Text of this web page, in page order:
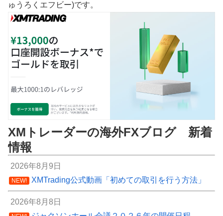
ゅうろくエフビー)です。
XMトレーダーの海外FXブログ 新着
情報
2026年8月9日
NEW! XMTrading公式動画「初めての取引を行う方法」
2026年8月8日